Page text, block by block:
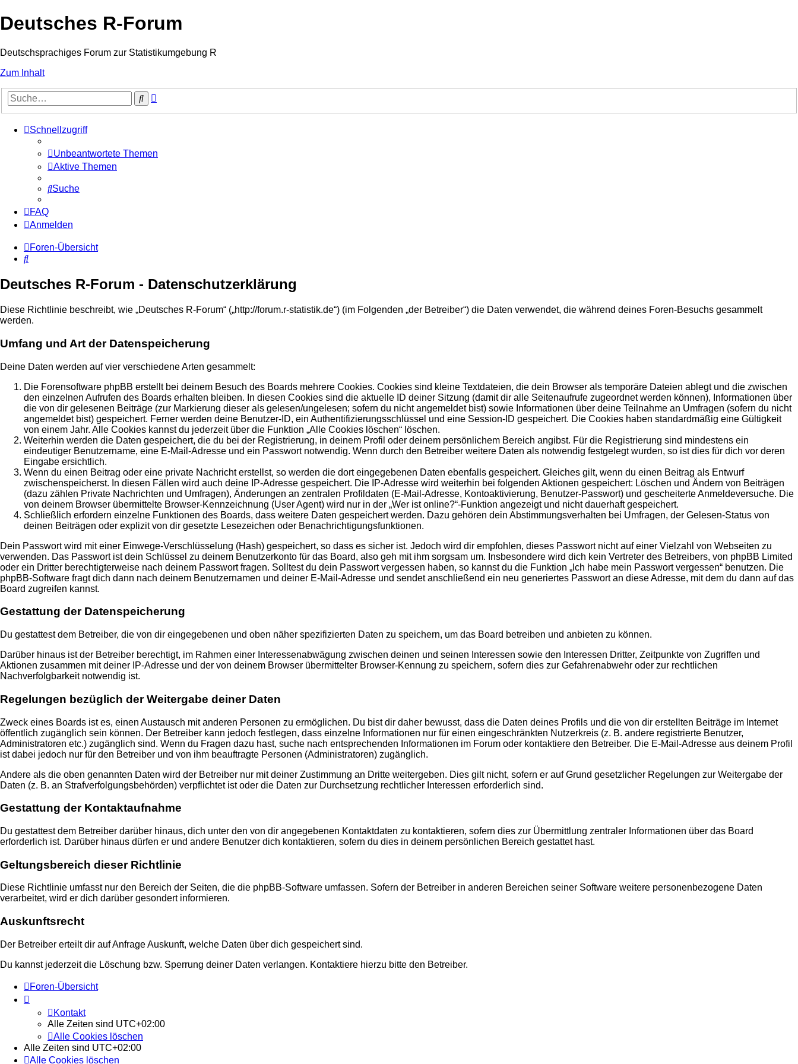
Deutsches R-Forum
Deutschsprachiges Forum zur Statistikumgebung R
Zum Inhalt
Suche
Schnellzugriff
Unbeantwortete Themen
Aktive Themen
Suche
FAQ
Anmelden
Foren-Übersicht
Suche
Deutsches R-Forum - Datenschutzerklärung
Diese Richtlinie beschreibt, wie „Deutsches R-Forum“ („http://forum.r-statistik.de“) (im Folgenden „der Betreiber“) die Daten verwendet, die während deines Foren-Besuchs gesammelt
werden.
Umfang und Art der Datenspeicherung
Deine Daten werden auf vier verschiedene Arten gesammelt:
Die Forensoftware phpBB erstellt bei deinem Besuch des Boards mehrere Cookies. Cookies sind kleine Textdateien, die dein Browser als temporäre Dateien ablegt und die zwischen
den einzelnen Aufrufen des Boards erhalten bleiben. In diesen Cookies sind die aktuelle ID deiner Sitzung (damit dir alle Seitenaufrufe zugeordnet werden können), Informationen über
die von dir gelesenen Beiträge (zur Markierung dieser als gelesen/ungelesen; sofern du nicht angemeldet bist) sowie Informationen über deine Teilnahme an Umfragen (sofern du nicht
angemeldet bist) gespeichert. Ferner werden deine Benutzer-ID, ein Authentifizierungsschlüssel und eine Session-ID gespeichert. Die Cookies haben standardmäßig eine Gültigkeit
von einem Jahr. Alle Cookies kannst du jederzeit über die Funktion „Alle Cookies löschen“ löschen.
Weiterhin werden die Daten gespeichert, die du bei der Registrierung, in deinem Profil oder deinem persönlichem Bereich angibst. Für die Registrierung sind mindestens ein
eindeutiger Benutzername, eine E-Mail-Adresse und ein Passwort notwendig. Wenn durch den Betreiber weitere Daten als notwendig festgelegt wurden, so ist dies für dich vor deren
Eingabe ersichtlich.
Wenn du einen Beitrag oder eine private Nachricht erstellst, so werden die dort eingegebenen Daten ebenfalls gespeichert. Gleiches gilt, wenn du einen Beitrag als Entwurf
zwischenspeicherst. In diesen Fällen wird auch deine IP-Adresse gespeichert. Die IP-Adresse wird weiterhin bei folgenden Aktionen gespeichert: Löschen und Ändern von Beiträgen
(dazu zählen Private Nachrichten und Umfragen), Änderungen an zentralen Profildaten (E-Mail-Adresse, Kontoaktivierung, Benutzer-Passwort) und gescheiterte Anmeldeversuche. Die
von deinem Browser übermittelte Browser-Kennzeichnung (User Agent) wird nur in der „Wer ist online?“-Funktion angezeigt und nicht dauerhaft gespeichert.
Schließlich erfordern einzelne Funktionen des Boards, dass weitere Daten gespeichert werden. Dazu gehören dein Abstimmungsverhalten bei Umfragen, der Gelesen-Status von
deinen Beiträgen oder explizit von dir gesetzte Lesezeichen oder Benachrichtigungsfunktionen.
Dein Passwort wird mit einer Einwege-Verschlüsselung (Hash) gespeichert, so dass es sicher ist. Jedoch wird dir empfohlen, dieses Passwort nicht auf einer Vielzahl von Webseiten zu
verwenden. Das Passwort ist dein Schlüssel zu deinem Benutzerkonto für das Board, also geh mit ihm sorgsam um. Insbesondere wird dich kein Vertreter des Betreibers, von phpBB Limited
oder ein Dritter berechtigterweise nach deinem Passwort fragen. Solltest du dein Passwort vergessen haben, so kannst du die Funktion „Ich habe mein Passwort vergessen“ benutzen. Die
phpBB-Software fragt dich dann nach deinem Benutzernamen und deiner E-Mail-Adresse und sendet anschließend ein neu generiertes Passwort an diese Adresse, mit dem du dann auf das
Board zugreifen kannst.
Gestattung der Datenspeicherung
Du gestattest dem Betreiber, die von dir eingegebenen und oben näher spezifizierten Daten zu speichern, um das Board betreiben und anbieten zu können.
Darüber hinaus ist der Betreiber berechtigt, im Rahmen einer Interessenabwägung zwischen deinen und seinen Interessen sowie den Interessen Dritter, Zeitpunkte von Zugriffen und
Aktionen zusammen mit deiner IP-Adresse und der von deinem Browser übermittelter Browser-Kennung zu speichern, sofern dies zur Gefahrenabwehr oder zur rechtlichen
Nachverfolgbarkeit notwendig ist.
Regelungen bezüglich der Weitergabe deiner Daten
Zweck eines Boards ist es, einen Austausch mit anderen Personen zu ermöglichen. Du bist dir daher bewusst, dass die Daten deines Profils und die von dir erstellten Beiträge im Internet
öffentlich zugänglich sein können. Der Betreiber kann jedoch festlegen, dass einzelne Informationen nur für einen eingeschränkten Nutzerkreis (z. B. andere registrierte Benutzer,
Administratoren etc.) zugänglich sind. Wenn du Fragen dazu hast, suche nach entsprechenden Informationen im Forum oder kontaktiere den Betreiber. Die E-Mail-Adresse aus deinem Profil
ist dabei jedoch nur für den Betreiber und von ihm beauftragte Personen (Administratoren) zugänglich.
Andere als die oben genannten Daten wird der Betreiber nur mit deiner Zustimmung an Dritte weitergeben. Dies gilt nicht, sofern er auf Grund gesetzlicher Regelungen zur Weitergabe der
Daten (z. B. an Strafverfolgungsbehörden) verpflichtet ist oder die Daten zur Durchsetzung rechtlicher Interessen erforderlich sind.
Gestattung der Kontaktaufnahme
Du gestattest dem Betreiber darüber hinaus, dich unter den von dir angegebenen Kontaktdaten zu kontaktieren, sofern dies zur Übermittlung zentraler Informationen über das Board
erforderlich ist. Darüber hinaus dürfen er und andere Benutzer dich kontaktieren, sofern du dies in deinem persönlichen Bereich gestattet hast.
Geltungsbereich dieser Richtlinie
Diese Richtlinie umfasst nur den Bereich der Seiten, die die phpBB-Software umfassen. Sofern der Betreiber in anderen Bereichen seiner Software weitere personenbezogene Daten
verarbeitet, wird er dich darüber gesondert informieren.
Auskunftsrecht
Der Betreiber erteilt dir auf Anfrage Auskunft, welche Daten über dich gespeichert sind.
Du kannst jederzeit die Löschung bzw. Sperrung deiner Daten verlangen. Kontaktiere hierzu bitte den Betreiber.
Foren-Übersicht
Kontakt
Alle Zeiten sind UTC+02:00
Alle Cookies löschen
Alle Zeiten sind UTC+02:00
Alle Cookies löschen